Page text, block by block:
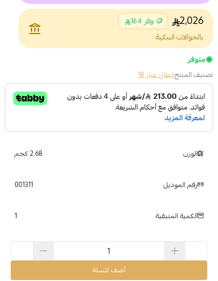
2,026 🪙 وفر 164
بالحوالات البنكية
account_balance
متوفر
تصنيف المنتج:ايطالي عيار 18
الوزن 2.68 كجم
رقم الموديل 001311
الكمية المتبقية 1
أضف للسلة